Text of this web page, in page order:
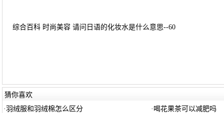
综合百科 时尚美容 请问日语的化妆水是什么意思--60
猜你喜欢
·羽绒服和羽绒棉怎么区分 · 喝花果茶可以减肥吗